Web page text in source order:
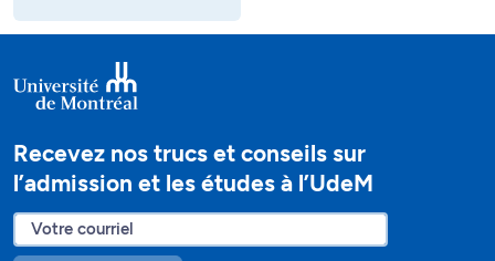
Recevez nos trucs et conseils sur
l’admission et les études à l’UdeM